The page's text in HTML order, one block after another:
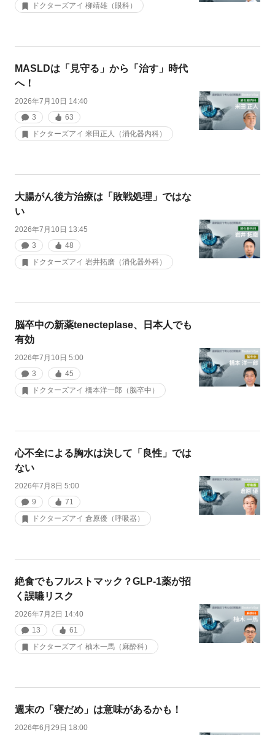
ドクターズアイ 柳靖雄（眼科）
MASLDは「見守る」から「治す」時代
へ！
2026年7月10日 14:40
3
63
ドクターズアイ 米田正人（消化器内科）
大腸がん後方治療は「敗戦処理」ではな
い
2026年7月10日 13:45
3
48
ドクターズアイ 岩井拓磨（消化器外科）
脳卒中の新薬tenecteplase、日本人でも
有効
2026年7月10日 5:00
3
45
ドクターズアイ 橋本洋一郎（脳卒中）
心不全による胸水は決して「良性」では
ない
2026年7月8日 5:00
9
71
ドクターズアイ 倉原優（呼吸器）
絶食でもフルストマック？GLP-1薬が招
く誤嚥リスク
2026年7月2日 14:40
13
61
ドクターズアイ 柚木一馬（麻酔科）
週末の「寝だめ」は意味があるかも！
2026年6月29日 18:00